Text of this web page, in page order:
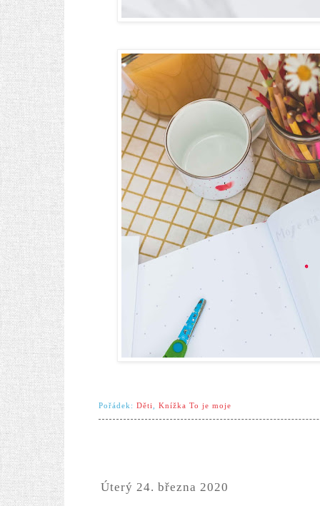
Pořádek: Děti Knížka To je moje
úterý 24. března 2020